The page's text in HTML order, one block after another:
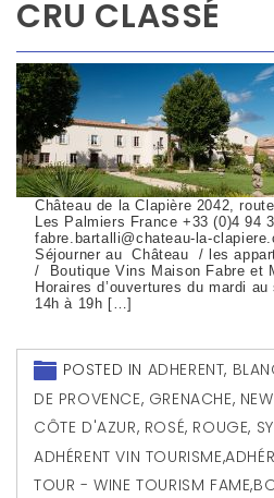
CRU CLASSÉ
Château de la Clapière 2042,
Les Palmiers France +33 (0)4 94
fabre.bartalli@chateau-la-
Séjourner au Château / les
/ Boutique Vins Maison Fabre et
Horaires d’ouvertures du mardi
14h à 19h […]
POSTED IN ADHERENT,
DE PROVENCE, GRENACHE,
CÔTE D'AZUR, ROSÉ, ROUGE,
ADHÉRENT VIN TOURISME,
TOUR - WINE TOURISM FAME,